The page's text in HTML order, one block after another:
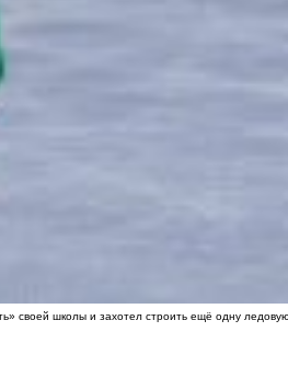
своей школы и захотел строить ещё одну